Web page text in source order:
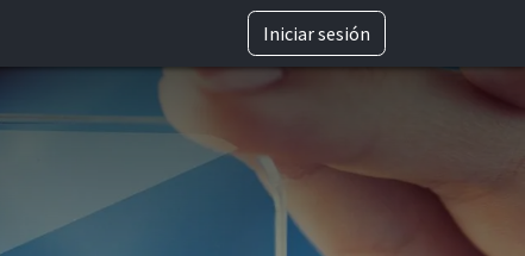
Iniciar sesión